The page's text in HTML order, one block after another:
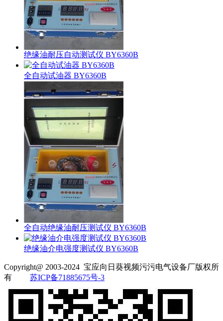
绝缘油耐压自动测试仪 BY6360B
全自动试油器 BY6360B
全自动绝缘油耐压测试仪 BY6360B
绝缘油介电强度测试仪 BY6360B
Copyright@ 2003-2024 宝应向日葵视频污污电气设备厂版权所
有
苏ICP备71885675号-3